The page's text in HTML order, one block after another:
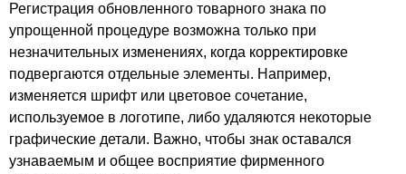
Регистрация обновленного товарного знака по
упрощенной процедуре возможна только при
незначительных изменениях, когда корректировке
подвергаются отдельные элементы. Например,
изменяется шрифт или цветовое сочетание,
используемое в логотипе, либо удаляются некоторые
графические детали. Важно, чтобы знак оставался
узнаваемым и общее восприятие фирменного